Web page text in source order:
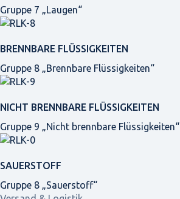
Gruppe 7 „Laugen“
BRENNBARE FLÜSSIGKEITEN
Gruppe 8 „Brennbare Flüssigkeiten“
NICHT BRENNBARE FLÜSSIGKEITEN
Gruppe 9 „Nicht brennbare Flüssigkeiten“
SAUERSTOFF
Gruppe 8 „Sauerstoff“